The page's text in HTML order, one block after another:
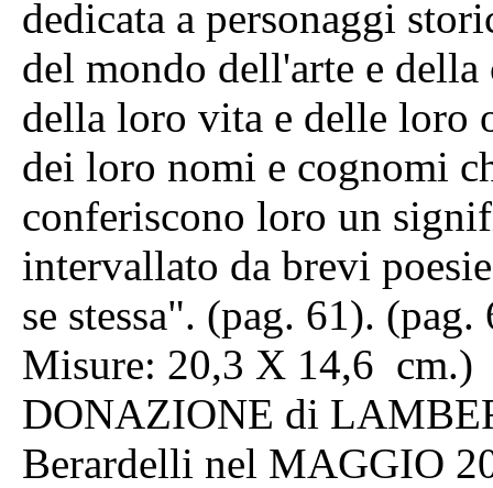
dedicata a personaggi
del mondo dell'arte e
della loro vita e delle loro
dei loro nomi e cognomi
conferiscono loro un
intervallato da brevi
se stessa". (pag. 61). (pag.
Misure: 20,3 X 14,6 cm.)
DONAZIONE di
Berardelli nel MAGGIO